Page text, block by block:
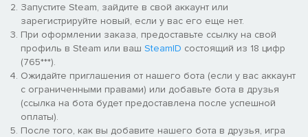
Запустите Steam, зайдите в свой аккаунт или
зарегистрируйте новый, если у вас его еще нет.
При оформлении заказа, предоставьте ссылку на свой
профиль в Steam или ваш SteamID состоящий из 18 цифр
(765***).
Ожидайте приглашения от нашего бота (если у вас аккаунт
с ограниченными правами) или добавьте бота в друзья
(ссылка на бота будет предоставлена после успешной
оплаты).
После того, как вы добавите нашего бота в друзья, игра